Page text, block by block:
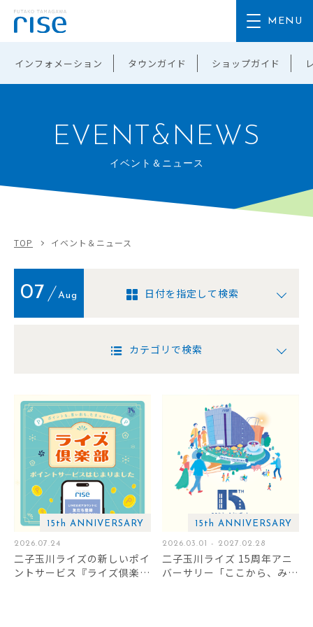
インフォメーション タウンガイド ショップガイド
EVENT&NEWS
イベント＆ニュース
TOP イベント＆ニュース
07 Aug 日付を指定して検索
カテゴリで検索
15th ANNIVERSARY
2026.07.24
二子玉川ライズの新しいポイ
ントサービス『ライズ倶楽
15th ANNIVERSARY
2026.03.01 - 2027.02.28
二子玉川ライズ 15周年アニ
バーサリー「ここから、みら